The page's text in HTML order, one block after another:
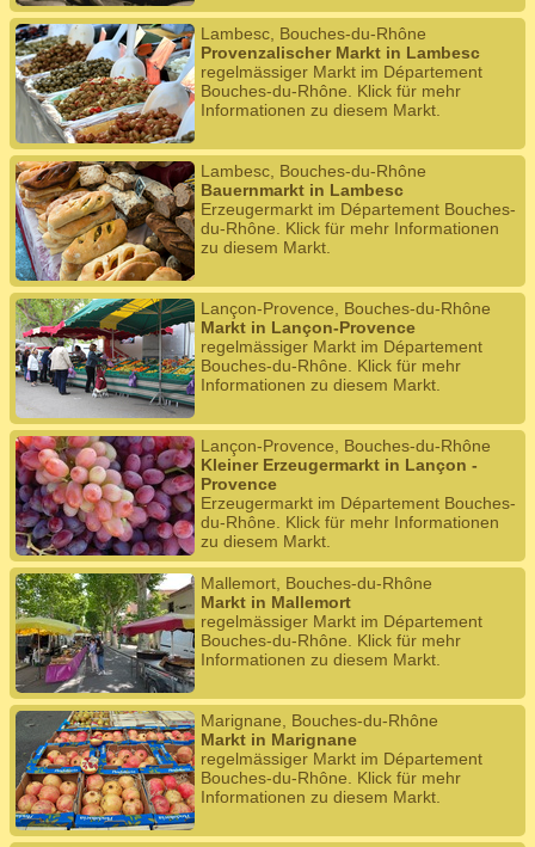
Lambesc, Bouches-du-Rhône
Provenzalischer Markt in Lambesc
regelmässiger Markt im Département
Bouches-du-Rhône. Klick für mehr
Informationen zu diesem Markt.
Lambesc, Bouches-du-Rhône
Bauernmarkt in Lambesc
Erzeugermarkt im Département Bouches-
du-Rhône. Klick für mehr Informationen
zu diesem Markt.
Lançon-Provence, Bouches-du-Rhône
Markt in Lançon-Provence
regelmässiger Markt im Département
Bouches-du-Rhône. Klick für mehr
Informationen zu diesem Markt.
Lançon-Provence, Bouches-du-Rhône
Kleiner Erzeugermarkt in Lançon -
Provence
Erzeugermarkt im Département Bouches-
du-Rhône. Klick für mehr Informationen
zu diesem Markt.
Mallemort, Bouches-du-Rhône
Markt in Mallemort
regelmässiger Markt im Département
Bouches-du-Rhône. Klick für mehr
Informationen zu diesem Markt.
Marignane, Bouches-du-Rhône
Markt in Marignane
regelmässiger Markt im Département
Bouches-du-Rhône. Klick für mehr
Informationen zu diesem Markt.